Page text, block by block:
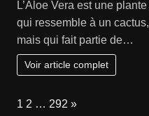
L’Aloe Vera est une plante
qui ressemble à un cactus,
mais qui fait partie de…
Voir article complet
Page:
1 2 … 292 Next
»